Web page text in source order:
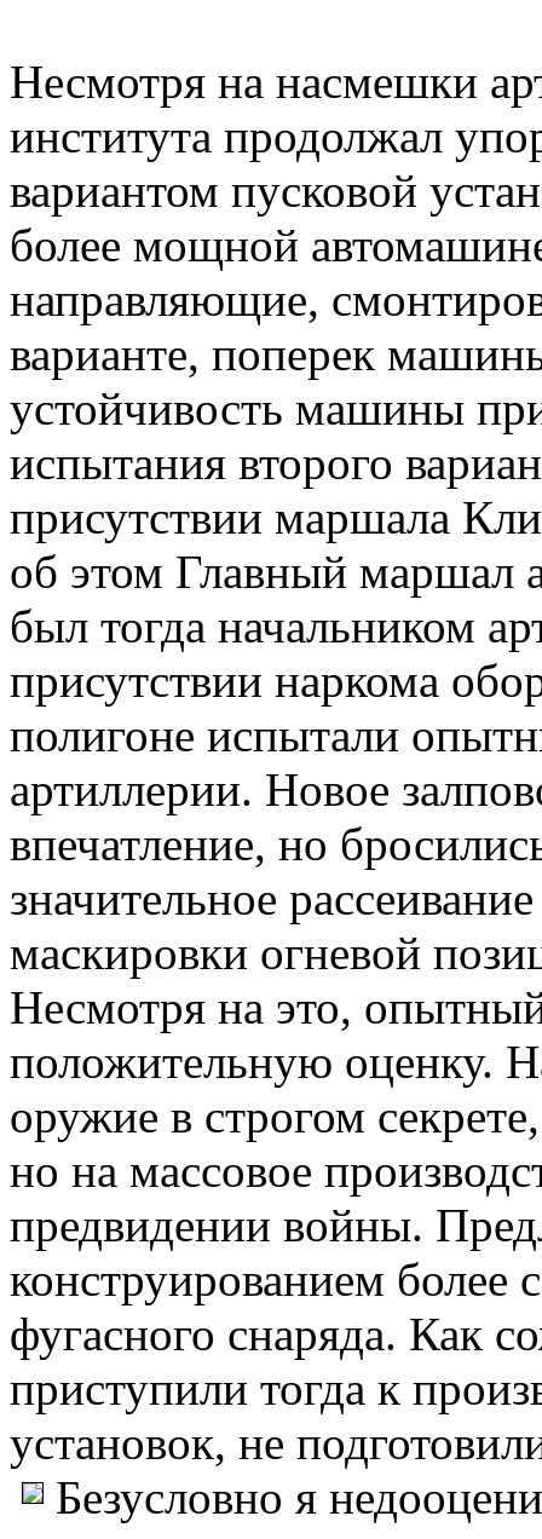
Несмотря на насмешки
института продолжал
вариантом пусковой
более мощной
направляющие,
варианте, поперек
устойчивость машины
испытания второго
присутствии маршала
об этом Главный маршал
был тогда начальником
присутствии наркома
полигоне испытали
артиллерии. Новое
впечатление, но
значительное
маскировки огневой
Несмотря на это,
положительную оценку.
оружие в строгом
но на массовое
предвидении войны.
конструированием более
фугасного снаряда. Как
приступили тогда к
установок, не
Безусловно я